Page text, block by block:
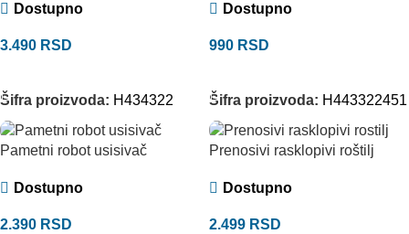
Dostupno
3.490 RSD
Šifra proizvoda: H434322
Dostupno
990 RSD
Šifra proizvoda: H443322451
Pametni robot usisivač
Dostupno
2.390 RSD
Prenosivi rasklopivi roštilj
Dostupno
2.499 RSD